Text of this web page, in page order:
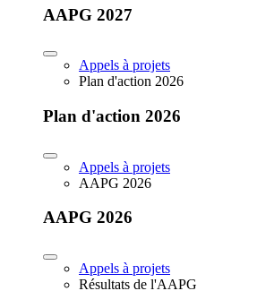
AAPG 2027
Appels à projets
Plan d'action 2026
Plan d'action 2026
Appels à projets
AAPG 2026
AAPG 2026
Appels à projets
Résultats de l'AAPG